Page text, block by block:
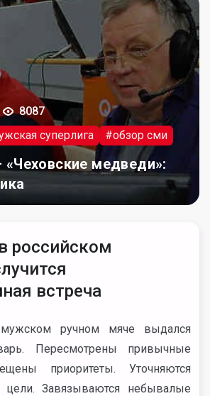
8087
суперлига #обзор сми
«Чеховские медведи»:
российском
встреча
ручном мяче выдался
Пересмотрены привычные
приоритеты. Уточняются
Завязываются небывалые